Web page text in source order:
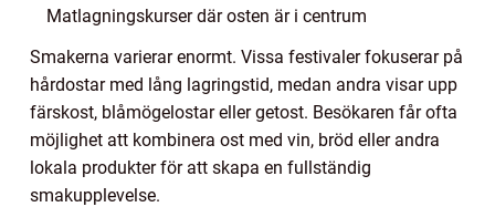
Matlagningskurser där osten är i centrum
Smakerna varierar enormt. Vissa festivaler fokuserar på
hårdostar med lång lagringstid, medan andra visar upp
färskost, blåmögelostar eller getost. Besökaren får ofta
möjlighet att kombinera ost med vin, bröd eller andra
lokala produkter för att skapa en fullständig
smakupplevelse.